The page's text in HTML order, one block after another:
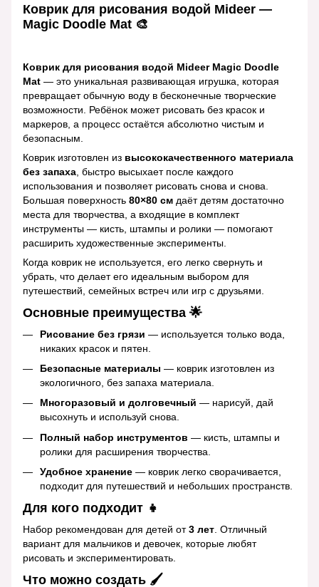
Коврик для рисования водой Mideer —
Magic Doodle Mat 🎨
Коврик для рисования водой Mideer Magic Doodle
Mat — это уникальная развивающая игрушка, которая
превращает обычную воду в бесконечные творческие
возможности. Ребёнок может рисовать без красок и
маркеров, а процесс остаётся абсолютно чистым и
безопасным.
Коврик изготовлен из высококачественного материала
без запаха , быстро высыхает после каждого
использования и позволяет рисовать снова и снова.
Большая поверхность 80×80 см даёт детям достаточно
места для творчества, а входящие в комплект
инструменты — кисть, штампы и ролики — помогают
расширить художественные эксперименты.
Когда коврик не используется, его легко свернуть и
убрать, что делает его идеальным выбором для
путешествий, семейных встреч или игр с друзьями.
Основные преимущества 🌟
Рисование без грязи — используется только вода,
никаких красок и пятен.
Безопасные материалы — коврик изготовлен из
экологичного, без запаха материала.
Многоразовый и долговечный — нарисуй, дай
высохнуть и используй снова.
Полный набор инструментов — кисть, штампы и
ролики для расширения творчества.
Удобное хранение — коврик легко сворачивается,
подходит для путешествий и небольших пространств.
Для кого подходит 👧
Набор рекомендован для детей от3 лет . Отличный
вариант для мальчиков и девочек, которые любят
рисовать и экспериментировать.
Что можно создать 🖌️